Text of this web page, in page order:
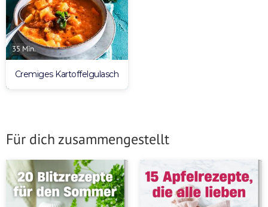
35 Min.
Cremiges Kartoffelgulasch
Für dich zusammengestellt